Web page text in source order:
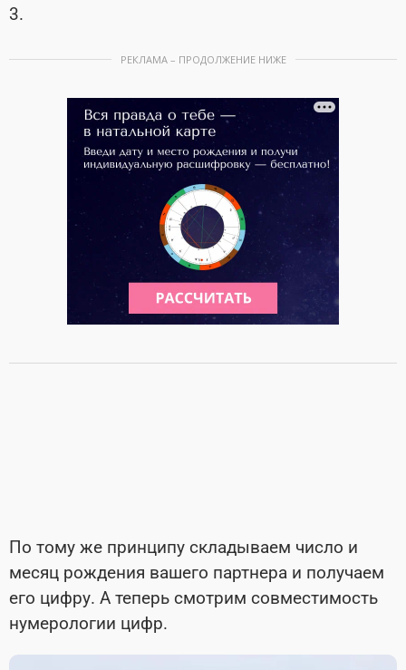
3.
РЕКЛАМА – ПРОДОЛЖЕНИЕ НИЖЕ
По тому же принципу складываем число и
месяц рождения вашего партнера и получаем
его цифру. А теперь смотрим совместимость
нумерологии цифр.